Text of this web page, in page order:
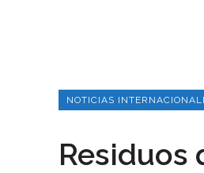
NOTICIAS
Residuos